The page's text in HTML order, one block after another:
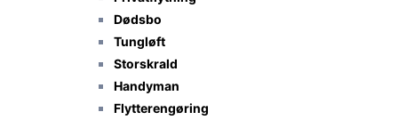
Dødsbo
Tungløft
Storskrald
Handyman
Flytterengøring